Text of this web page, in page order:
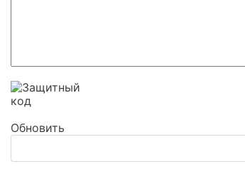
Обновить